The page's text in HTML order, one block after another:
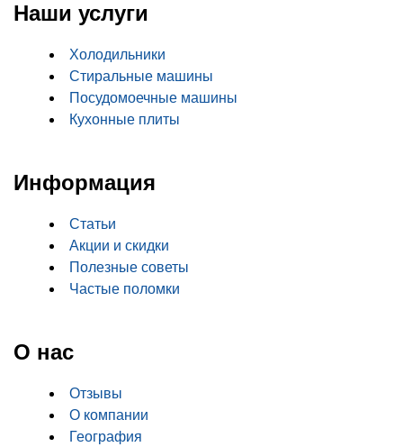
Наши услуги
Холодильники
Стиральные машины
Посудомоечные машины
Кухонные плиты
Информация
Статьи
Акции и скидки
Полезные советы
Частые поломки
О нас
Отзывы
О компании
География